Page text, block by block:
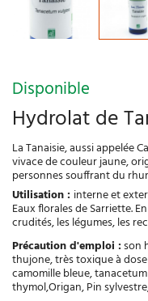
Disponible
Hydrolat de
La Tanaisie, aussi appelée
vivace de couleur jaune,
personnes souffrant du
Utilisation : interne et
Eaux florales de Sarriette.
crudités, les légumes, les
Précaution d'emploi :son
thujone, très toxique à
camomille bleue,
thymol,Origan, Pin